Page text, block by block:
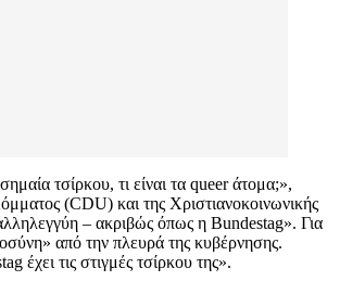
τσίρκου, τι είναι τα queer άτομα;»,
(CDU) και της Χριστιανοκοινωνικής
– ακριβώς όπως η Bundestag». Για
από την πλευρά της κυβέρνησης.
έχει τις στιγμές τσίρκου της».